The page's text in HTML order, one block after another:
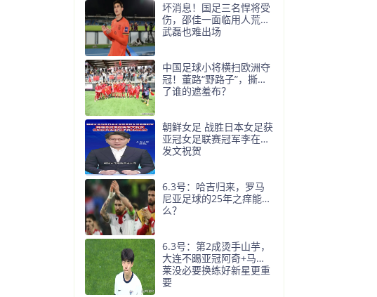
坏消息！国足三名悍将受
伤，邵佳一面临用人荒，
武磊也难出场
中国足球小将横扫欧洲夺
冠！董路“野路子”，撕开
了谁的遮羞布？
朝鲜女足 战胜日本女足获
亚冠女足联赛冠军李在明
发文祝贺
6.3号：哈吉归来，罗马
尼亚足球的25年之痒能解
么？
6.3号：第2成烫手山芋，
大连不踢亚冠阿奇+马莱
莱没必要换练好新星更重
要